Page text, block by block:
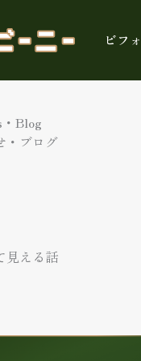
ビフ
Blog
・ブログ
見える話